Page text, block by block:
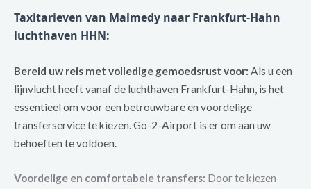
Taxitarieven van Malmedy naar Frankfurt-Hahn
luchthaven HHN:
Bereid uw reis met volledige gemoedsrust voor: Als u een
lijnvlucht heeft vanaf de luchthaven Frankfurt-Hahn, is het
essentieel om voor een betrouwbare en voordelige
transferservice te kiezen. Go-2-Airport is er om aan uw
behoeften te voldoen.
Voordelige en comfortabele transfers: Door te kiezen